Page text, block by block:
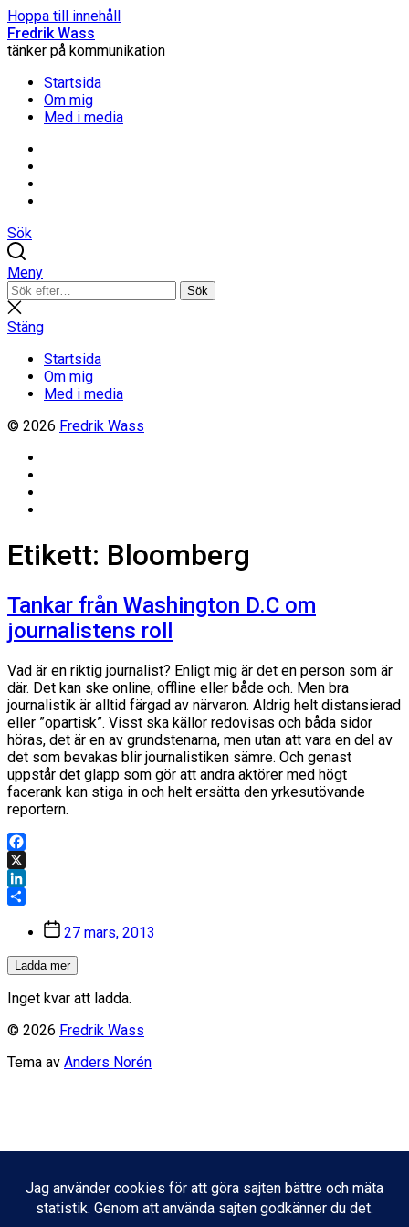
Hoppa till innehåll
Fredrik Wass
tänker på kommunikation
Startsida
Om mig
Med i media
Sök
Meny
Sök
efter:
Sök
Stäng
sökning
Stäng
Startsida
Om mig
Med i media
© 2026 Fredrik Wass
Etikett: Bloomberg
Tankar från Washington D.C om
journalistens roll
Vad är en riktig journalist? Enligt mig är det en person som är
där. Det kan ske online, offline eller både och. Men bra
journalistik är alltid färgad av närvaron. Aldrig helt distansierad
eller ”opartisk”. Visst ska källor redovisas och båda sidor
höras, det är en av grundstenarna, men utan att vara en del av
det som bevakas blir journalistiken sämre. Och genast
uppstår det glapp som gör att andra aktörer med högt
facerank kan stiga in och helt ersätta den yrkesutövande
reportern.
Facebook
X
LinkedIn
Inläggsdatum
27 mars, 2013
Ladda mer
Inget kvar att ladda.
© 2026 Fredrik Wass
Tema av Anders Norén